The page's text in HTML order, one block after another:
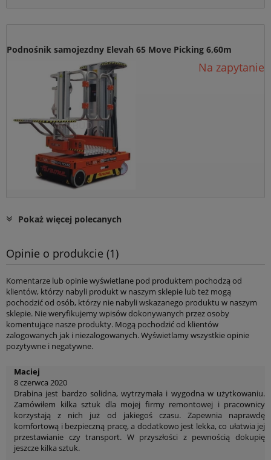
Podnośnik samojezdny Elevah 65 Move Picking 6,60m
Na zapytanie
Pokaż więcej polecanych
Opinie o produkcie (1)
Komentarze lub opinie wyświetlane pod produktem pochodzą od
klientów, którzy nabyli produkt w naszym sklepie lub też mogą
pochodzić od osób, którzy nie nabyli wskazanego produktu w naszym
sklepie. Nie weryfikujemy wpisów dokonywanych przez osoby
komentujące nasze produkty. Mogą pochodzić od klientów
zalogowanych jak i niezalogowanych. Wyświetlamy wszystkie opinie
pozytywne i negatywne.
Maciej
8 czerwca 2020
Drabina jest bardzo solidna, wytrzymała i wygodna w użytkowaniu.
Zamówiłem kilka sztuk dla mojej firmy remontowej i pracownicy
korzystają z nich już od jakiegoś czasu. Zapewnia naprawdę
komfortową i bezpieczną pracę, a dodatkowo jest lekka, co ułatwia jej
przestawianie czy transport. W przyszłości z pewnością dokupię
jeszcze kilka sztuk.